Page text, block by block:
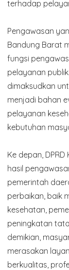
terhadap
Pengawasan
Bandung Barat
fungsi
pelayanan
dimaksudkan
menjadi bahan
pelayanan
kebutuhan
Ke depan,
hasil
pemerintah
perbaikan, baik
kesehatan,
peningkatan
demikian,
merasakan
berkualitas,